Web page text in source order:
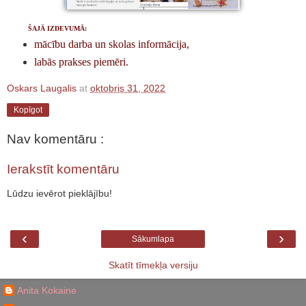
ŠAJĀ IZDEVUMĀ:
mācību darba un skolas informācija,
labās prakses piemēri.
Oskars Laugalis at oktobris 31, 2022
Kopīgot
Nav komentāru :
Ierakstīt komentāru
Lūdzu ievērot pieklājību!
‹ ›
Sākumlapa
Skatīt tīmekļa versiju
Anita Kokaine